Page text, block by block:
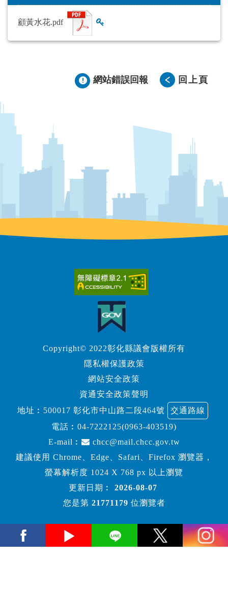
檔案說明
顧黃水花.pdf
網站錯誤回報 回上頁
Copyright© 2022彰化縣議會版權所有
隱私權保護政策
網站安全政策
資通安全政策聲明
地址︰500017 彰化市中山路二段464號
交通路線
電話︰ 04-7222125(0963-403519)
E-mail︰
chcc@mail.chcc.gov.tw
建議使用 Chrome、Edge、Safari、Firefox 瀏覽器，
螢幕解析度 1024 X 768 px 以上瀏覽
更新日期︰
2026-08-07
您是第 21771179 位瀏覽者